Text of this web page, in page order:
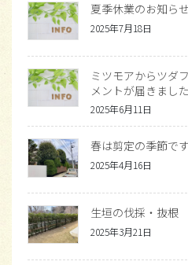
夏季休業のお知らせ
2025年7月18日
ミツモアからツダ
メントが届きました
2025年6月11日
春は剪定の季節で
2025年4月16日
生垣の伐採・抜根
2025年3月21日